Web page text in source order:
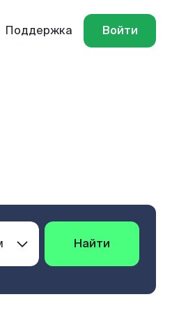
Поддержка Войти
Найти